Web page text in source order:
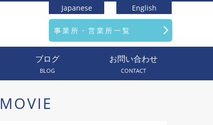
Japanese English
事業所・営業所一覧
ブログ
BLOG
お問い合わせ
CONTACT
MOVIE